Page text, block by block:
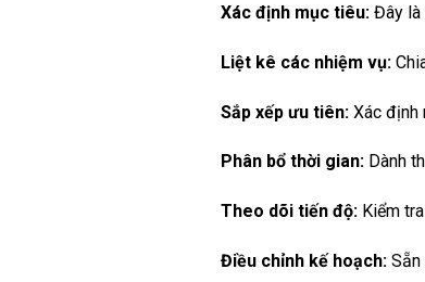
Xác định mục tiêu: Đây là
Liệt kê các nhiệm vụ:
Sắp xếp ưu tiên: Xác định
Phân bổ thời gian: Dành
Theo dõi tiến độ: Kiểm
Điều chỉnh kế hoạch: Sẵn